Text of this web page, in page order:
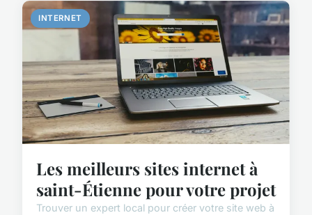
INTERNET
Les meilleurs sites internet à
saint-Étienne pour votre projet
Trouver un expert local pour créer votre site web à